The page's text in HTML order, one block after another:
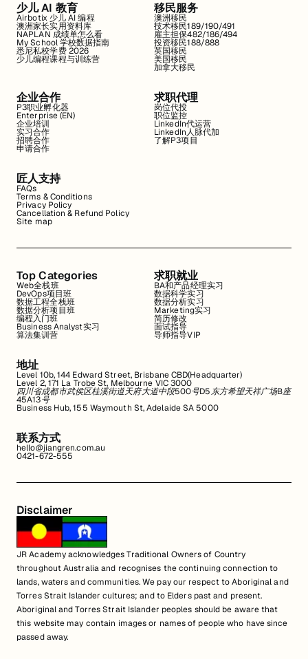
少儿 AI 教育
Airbotix 少儿 AI 编程
澳洲家长实用资料库
NAPLAN 成绩单怎么看
My School 学校数据指南
悉尼私校学费 2026
少儿编程课程与训练营
移民服务
澳洲移民
技术移民189/190/491
雇主担保482/186/494
投资移民188/888
英国移民
美国移民
加拿大移民
企业合作
P3职业孵化器
Enterprise (EN)
企业培训
实习合作
招聘合作
申请合作
求职代理
岗位代投
职位监控
LinkedIn代运营
LinkedIn人脉代加
了解P3项目
匠人支持
FAQs
Terms & Conditions
Privacy Policy
Cancellation & Refund Policy
Site map
Top Categories
Web全栈班
DevOps项目班
数据工程全栈班
数据分析项目班
编程入门班
Business Analyst实习
算法集训营
求职就业
BA和产品经理实习
数据科学实习
数据分析实习
Marketing实习
简历修改
面试指导
导师指导VIP
地址
Level 10b, 144 Edward Street, Brisbane CBD(Headquarter)
Level 2, 171 La Trobe St, Melbourne VIC 3000
四川省成都市武侯区桂溪街道天府大道中段500号D5东方希望天祥广场B座
45A13号
Business Hub, 155 Waymouth St, Adelaide SA 5000
联系方式
hello@jiangren.com.au
0421-672-555
Disclaimer
JR Academy acknowledges Traditional Owners of Country
throughout Australia and recognises the continuing connection to
lands, waters and communities. We pay our respect to Aboriginal and
Torres Strait Islander cultures; and to Elders past and present.
Aboriginal and Torres Strait Islander peoples should be aware that
this website may contain images or names of people who have since
passed away.